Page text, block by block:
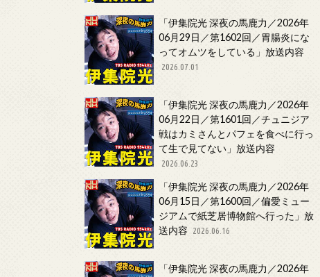
「伊集院光 深夜の馬鹿力／2026年
06月29日／第1602回／胃腸炎にな
ってオムツをしている」放送内容
2026.07.01
「伊集院光 深夜の馬鹿力／2026年
06月22日／第1601回／チュニジア
戦はカミさんとパフェを食べに行っ
て生で見てない」放送内容
2026.06.23
「伊集院光 深夜の馬鹿力／2026年
06月15日／第1600回／偏愛ミュー
ジアムで紙芝居博物館へ行った」放
送内容
2026.06.16
「伊集院光 深夜の馬鹿力／2026年